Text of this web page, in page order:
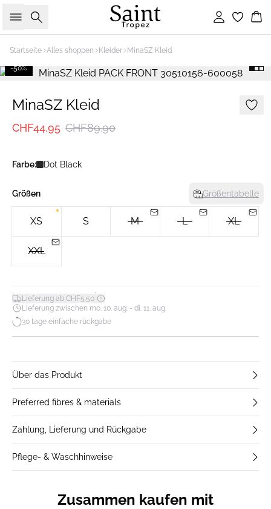
Suche Einloggen
Startseite Alles shoppen Kleider MinaSZ Kleid
-50%
MinaSZ Kleid
CHF44.95 CHF89.90
Farbe: Dot Black
Größen Größentabelle
XS S M L XL
XXL
Lieferung ab CHF5.50*
Lieferung zwischen mo. 10. aug. - di. 11. aug.
30 tage einfache rückgabe
Über das Produkt
Preferred fibres & materials
Zahlung, Lieferung und Rückgabe
Pflege- & Waschhinweise
Zusammen kaufen mit